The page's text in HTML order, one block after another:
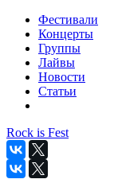
Фестивали
Концерты
Группы
Лайвы
Новости
Статьи
Rock is Fest